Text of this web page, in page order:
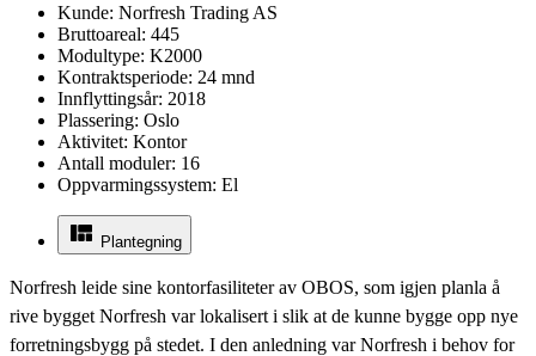
Kunde: Norfresh Trading AS
Bruttoareal: 445
Modultype: K2000
Kontraktsperiode: 24 mnd
Innflyttingsår: 2018
Plassering: Oslo
Aktivitet: Kontor
Antall moduler: 16
Oppvarmingssystem: El
Plantegning
Norfresh leide sine kontorfasiliteter av OBOS, som igjen planla å
rive bygget Norfresh var lokalisert i slik at de kunne bygge opp nye
forretningsbygg på stedet. I den anledning var Norfresh i behov for